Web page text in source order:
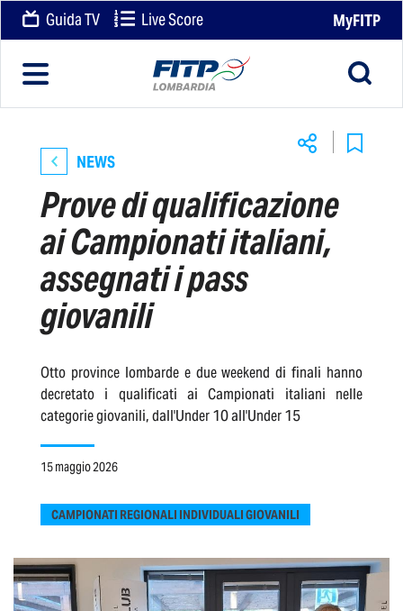
Guida TV Live Score MyFITP
NEWS
Prove di qualificazione
ai Campionati italiani,
assegnati i pass
giovanili
Otto province lombarde e due weekend di finali hanno
decretato i qualificati ai Campionati italiani nelle
categorie giovanili, dall'Under 10 all'Under 15
15 maggio 2026
CAMPIONATI REGIONALI INDIVIDUALI GIOVANILI